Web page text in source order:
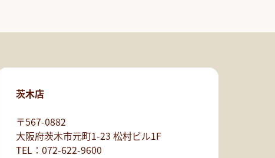
茨木店
〒567-0882
大阪府茨木市元町1-23 松村ビル1F
TEL：072-622-9600